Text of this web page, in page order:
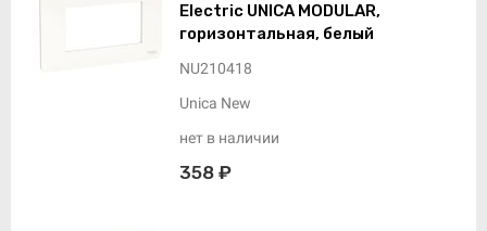
Electric UNICA MODULAR,
горизонтальная, белый
NU210418
Unica New
нет в наличии
358 ₽